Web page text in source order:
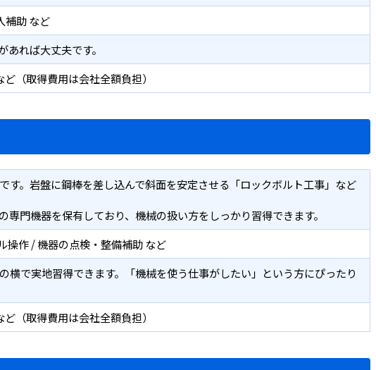
補助 など
れば大丈夫です。
（取得費用は会社全額負担）
す。岩盤に鋼棒を差し込んで斜面を安定させる「ロックボルト工事」など
門機器を保有しており、機械の扱い方をしっかり習得できます。
操作 / 機器の点検・整備補助 など
で実地習得できます。「機械を使う仕事がしたい」という方にぴったり
（取得費用は会社全額負担）